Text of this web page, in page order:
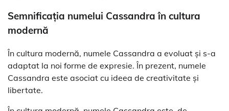
Semnificația numelui Cassandra în cultura
modernă
În cultura modernă, numele Cassandra a evoluat și s-a
adaptat la noi forme de expresie. În prezent, numele
Cassandra este asociat cu ideea de creativitate și
libertate.